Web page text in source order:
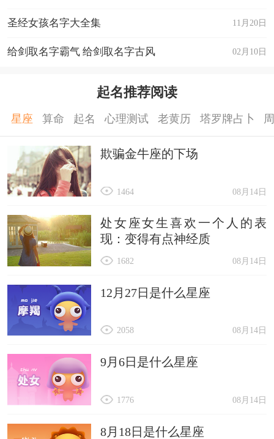
28. 静祥：静谧和谐，如宁静的祥和。
29. 氤兰：幽深幽兰，如幽香的兰花。
女子佛系清冷网名有哪些?可以看看女子佛系清冷
网名两个字。我们从中可以选择很多合适的名字。
11月20日
圣经女孩名字大全集
02月10日
给剑取名字霸气 给剑取名字古风
起名推荐阅读
星座 算命 起名 心理测试 老黄历 塔罗牌占卜
欺骗金牛座的下场
08月14日
1464
处女座女生喜欢一个人的表
现：变得有点神经质
08月14日
1682
12月27日是什么星座
08月14日
2058
9月6日是什么星座
08月14日
1776
8月18日是什么星座